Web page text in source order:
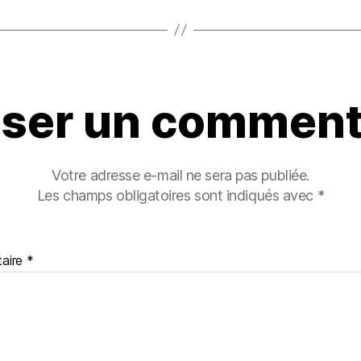
un
Votre adresse e-mail ne sera pas publiée.
Les champs obligatoires sont indiqués avec *
*